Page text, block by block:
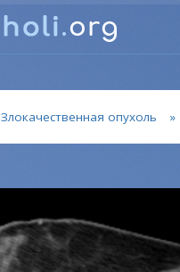
Злокачественная опухоль »